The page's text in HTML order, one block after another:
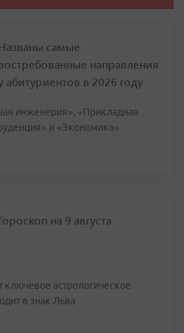
самые
направления
абитуриентов в 2026 году
инженерия», «Прикладная
и «Экономика»
на 9 августа
ключевое астрологическое
в знак Льва